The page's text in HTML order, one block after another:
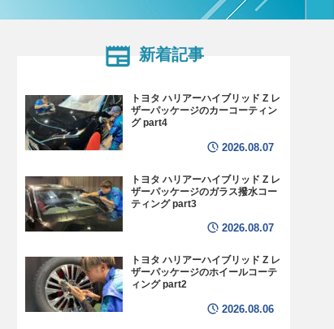
新着記事
トヨタ ハリアーハイブリッド Z レ
ザーパッケージのカーコーティン
グ part4
2026.08.07
トヨタ ハリアーハイブリッド Z レ
ザーパッケージのガラス撥水コー
ティング part3
2026.08.07
トヨタ ハリアーハイブリッド Z レ
ザーパッケージのホイールコーテ
ィング part2
2026.08.06